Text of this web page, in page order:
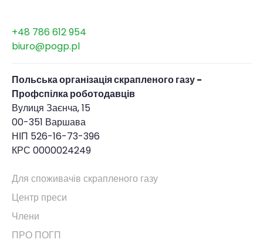
+48 786 612 954
biuro@pogp.pl
Польська організація скрапленого газу -
Профспілка роботодавців
Вулиця Заєнча, 15
00-351 Варшава
НІП 526-16-73-396
КРС 0000024249
Для споживачів скрапленого газу
Центр преси
Члени
ПРО ПОГП